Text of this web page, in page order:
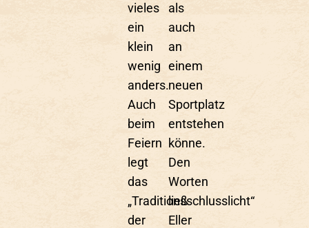
vieles
ein
klein
wenig
anders.
Auch
beim
Feiern
legt
das
„Traditionsschlusslicht“
der
als
auch
an
einem
neuen
Sportplatz
entstehen
könne.
Den
Worten
ließ
Eller